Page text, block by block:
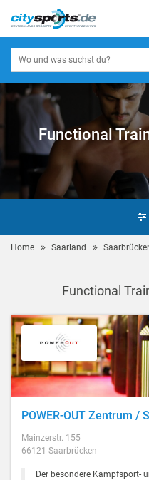
Functional
Home Saarland
Functional
POWER-OUT Zentrum /
Mainzerstr. 155
66121 Saarbrücken
Der besondere Kampfsport-